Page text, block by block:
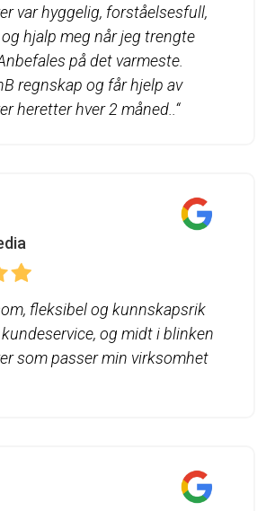
var hyggelig, forståelsesfull,
hjalp meg når jeg trengte
på det varmeste.
regnskap og får hjelp av
heretter hver 2 måned.. “
fleksibel og kunnskapsrik
og midt i blinken
som passer min virksomhet